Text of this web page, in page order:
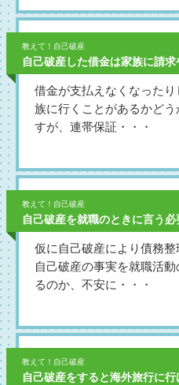
教えて！自己破産
自己破産した借金は家族に請
借金が支払えなくなった
族に行くことがあるかど
すが、連帯保証・・・
教えて！自己破産
自己破産を就職のときに言う
仮に自己破産により債務
自己破産の事実を就職活
るのか、不安に・・・
教えて！自己破産
自己破産をすると海外旅行に